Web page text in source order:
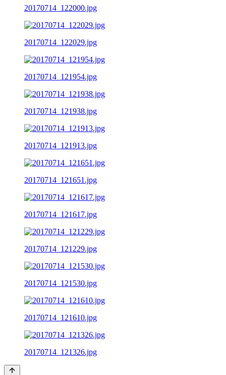
20170714_122000.jpg
20170714_122029.jpg
20170714_121954.jpg
20170714_121938.jpg
20170714_121913.jpg
20170714_121651.jpg
20170714_121617.jpg
20170714_121229.jpg
20170714_121530.jpg
20170714_121610.jpg
20170714_121326.jpg